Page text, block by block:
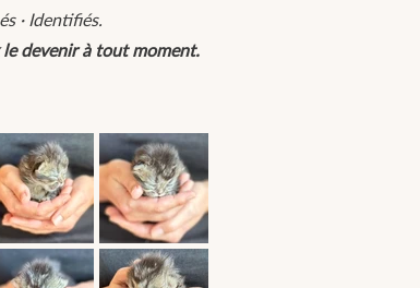
· Identifiés.
devenir à tout moment.